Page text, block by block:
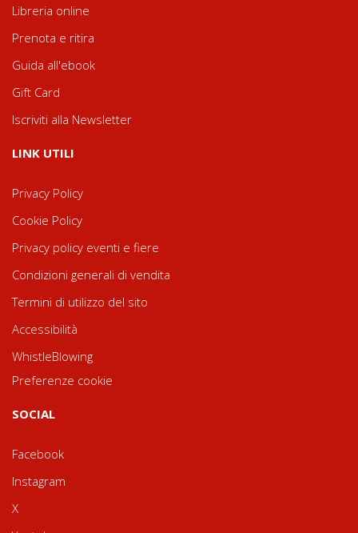
Libreria online
Prenota e ritira
Guida all'ebook
Gift Card
Iscriviti alla Newsletter
LINK UTILI
Privacy Policy
Cookie Policy
Privacy policy eventi e fiere
Condizioni generali di vendita
Termini di utilizzo del sito
Accessibilità
WhistleBlowing
Preferenze cookie
SOCIAL
Facebook
Instagram
X